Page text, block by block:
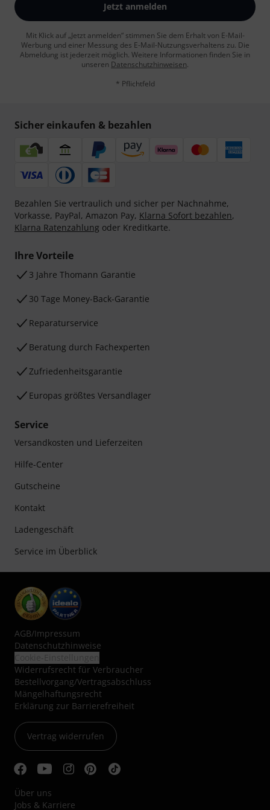
Jetzt anmelden
Mit Klick auf „Jetzt anmelden“ stimmen Sie dem Erhalt von E-Mail-
Werbung und einer Messung des E-Mail-Nutzungsverhaltens zu. Die
Abmeldung ist jederzeit möglich. Weitere Informationen finden Sie in
unseren Datenschutzhinweisen.
* Pflichtfeld
Sicher einkaufen & bezahlen
Bezahlen Sie vertraulich und sicher per Nachnahme,
Vorkasse, PayPal, Amazon Pay, Klarna Sofort bezahlen,
Klarna Ratenzahlung oder Kreditkarte.
Ihre Vorteile
3 Jahre Thomann Garantie
30 Tage Money-Back-Garantie
Reparaturservice
Beratung durch Fachexperten
Zufriedenheitsgarantie
Europas größtes Versandlager
Service
Versandkosten und Lieferzeiten
Hilfe-Center
Gutscheine
Kontakt
Ladengeschäft
Service im Überblick
AGB/Impressum
Datenschutzhinweise
Widerrufsrecht für Verbraucher
Bestellvorgang/Vertragsabschluss
Mängelhaftungsrecht
Erklärung zur Barrierefreiheit
Vertrag widerrufen
Über uns
Jobs & Karriere